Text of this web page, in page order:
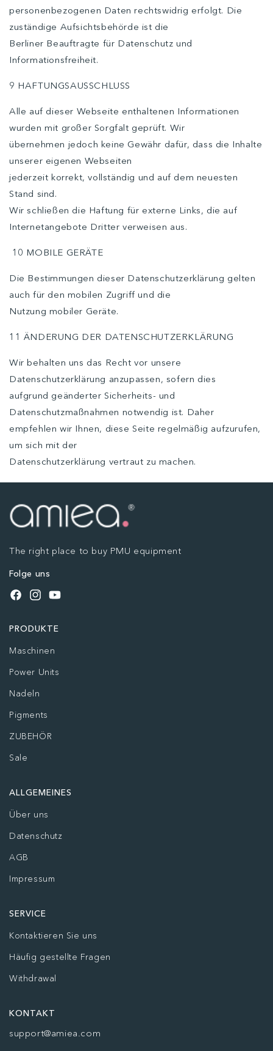
personenbezogenen Daten rechtswidrig erfolgt. Die
zuständige Aufsichtsbehörde ist die
Berliner Beauftragte für Datenschutz und
Informationsfreiheit.
9 HAFTUNGSAUSSCHLUSS
Alle auf dieser Webseite enthaltenen Informationen
wurden mit großer Sorgfalt geprüft. Wir
übernehmen jedoch keine Gewähr dafür, dass die Inhalte
unserer eigenen Webseiten
jederzeit korrekt, vollständig und auf dem neuesten
Stand sind.
Wir schließen die Haftung für externe Links, die auf
Internetangebote Dritter verweisen aus.
10 MOBILE GERÄTE
Die Bestimmungen dieser Datenschutzerklärung gelten
auch für den mobilen Zugriff und die
Nutzung mobiler Geräte.
11 ÄNDERUNG DER DATENSCHUTZERKLÄRUNG
Wir behalten uns das Recht vor unsere
Datenschutzerklärung anzupassen, sofern dies
aufgrund geänderter Sicherheits- und
Datenschutzmaßnahmen notwendig ist. Daher
empfehlen wir Ihnen, diese Seite regelmäßig aufzurufen,
um sich mit der
Datenschutzerklärung vertraut zu machen.
The right place to buy PMU equipment
Folge uns
Facebook
InstagramYouTube
PRODUKTE
Maschinen
Power Units
Nadeln
Pigments
ZUBEHÖR
Sale
ALLGEMEINES
Über uns
Datenschutz
AGB
Impressum
SERVICE
Kontaktieren Sie uns
Häufig gestellte Fragen
Withdrawal
KONTAKT
support@amiea.com